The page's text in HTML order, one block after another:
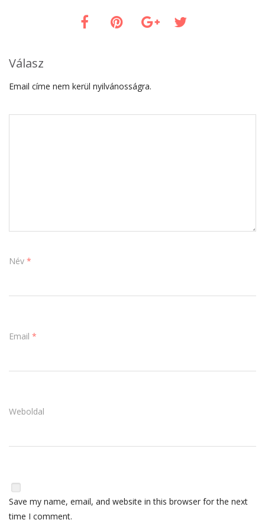
Válasz
Email címe nem kerül nyilvánosságra.
Név *
Email *
Weboldal
Save my name, email, and website in this browser for the next
time I comment.